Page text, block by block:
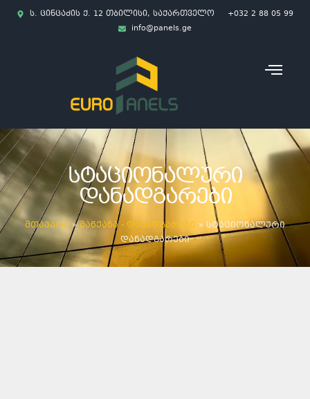
ს. ცინცაძის ქ. 12 თბილისი, საქართველო
+032 2 88 05 99
info@panels.ge
ᲡᲢᲐᲪᲘᲝᲜᲐᲚᲣᲠᲘ
ᲓᲐᲜᲐᲓᲒᲐᲠᲔᲑᲘ
მთავარი »მანქანა - დანადგარები » სტაციონალური
დანადგარები